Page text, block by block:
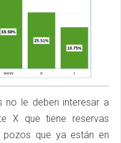
no le deben interesar a
X que tiene reservas
pozos que ya están en